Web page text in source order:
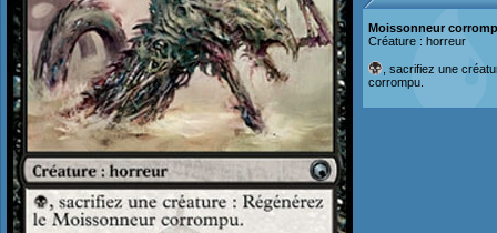
Moissonneur
Créature : horreur
, sacrifiez une
corrompu.